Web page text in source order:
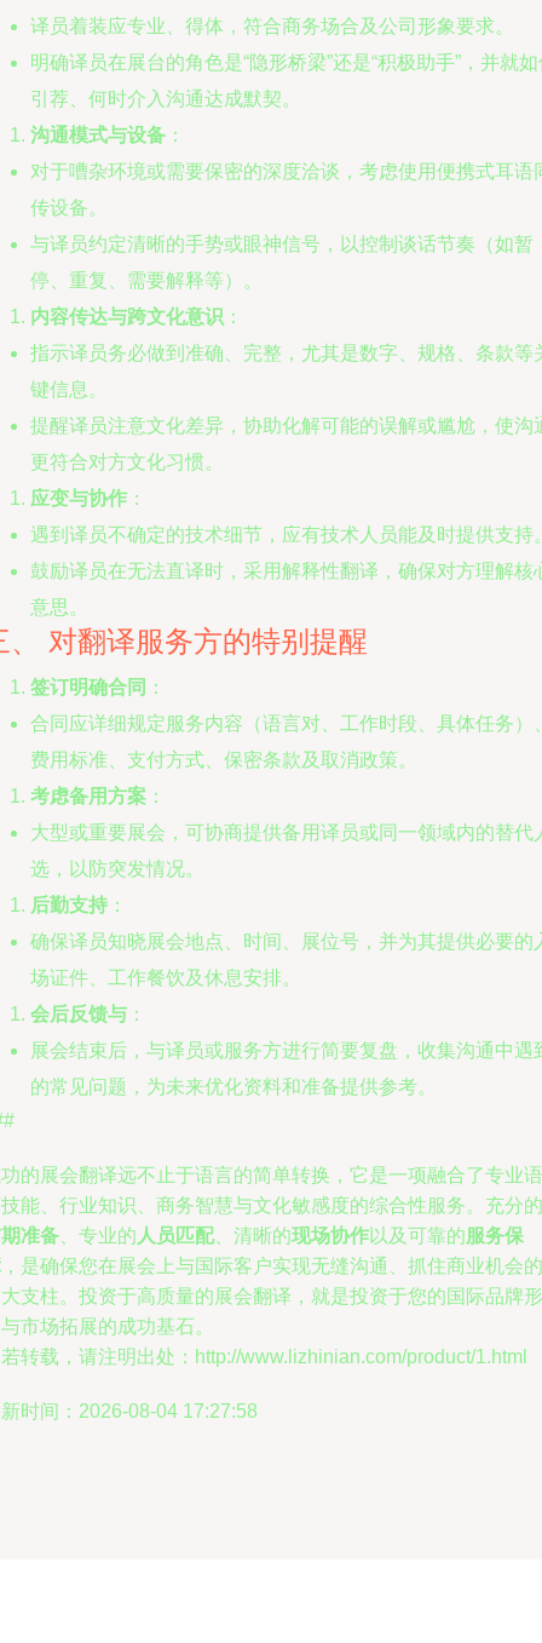
译员着装应专业、得体，符合商务场合及公司形象要求。
明确译员在展台的角色是“隐形桥梁”还是“积极助手”，并就
引荐、何时介入沟通达成默契。
沟通模式与设备 ：
对于嘈杂环境或需要保密的深度洽谈，考虑使用便携式耳语
传设备。
与译员约定清晰的手势或眼神信号，以控制谈话节奏（如暂
停、重复、需要解释等）。
内容传达与跨文化意识 ：
指示译员务必做到准确、完整，尤其是数字、规格、条款等
键信息。
提醒译员注意文化差异，协助化解可能的误解或尴尬，使沟
更符合对方文化习惯。
应变与协作 ：
遇到译员不确定的技术细节，应有技术人员能及时提供支持
鼓励译员在无法直译时，采用解释性翻译，确保对方理解核
意思。
、 对翻译服务方的特别提醒
签订明确合同 ：
合同应详细规定服务内容（语言对、工作时段、具体任务）
费用标准、支付方式、保密条款及取消政策。
考虑备用方案 ：
大型或重要展会，可协商提供备用译员或同一领域内的替代
选，以防突发情况。
后勤支持 ：
确保译员知晓展会地点、时间、展位号，并为其提供必要的
场证件、工作餐饮及休息安排。
会后反馈与 ：
展会结束后，与译员或服务方进行简要复盘，收集沟通中遇
的常见问题，为未来优化资料和准备提供参考。
的展会翻译远不止于语言的简单转换，它是一项融合了专业语
能、行业知识、商务智慧与文化敏感度的综合性服务。充分的
准备 、专业的 人员匹配、清晰的现场协作以及可靠的 服务保
，是确保您在展会上与国际客户实现无缝沟通、抓住商业机会的
支柱。投资于高质量的展会翻译，就是投资于您的国际品牌形
市场拓展的成功基石。
转载，请注明出处：http://www.lizhinian.com/product/1.html
时间：2026-08-04 17:27:58